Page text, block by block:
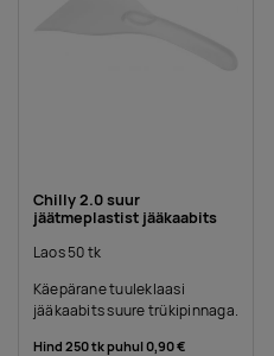
Chilly 2.0 suur
jäätmeplastist jääkaabits
Laos 50 tk
Käepärane tuuleklaasi
jääkaabits suure trükipinnaga.
Hind 250 tk puhul0,90 €